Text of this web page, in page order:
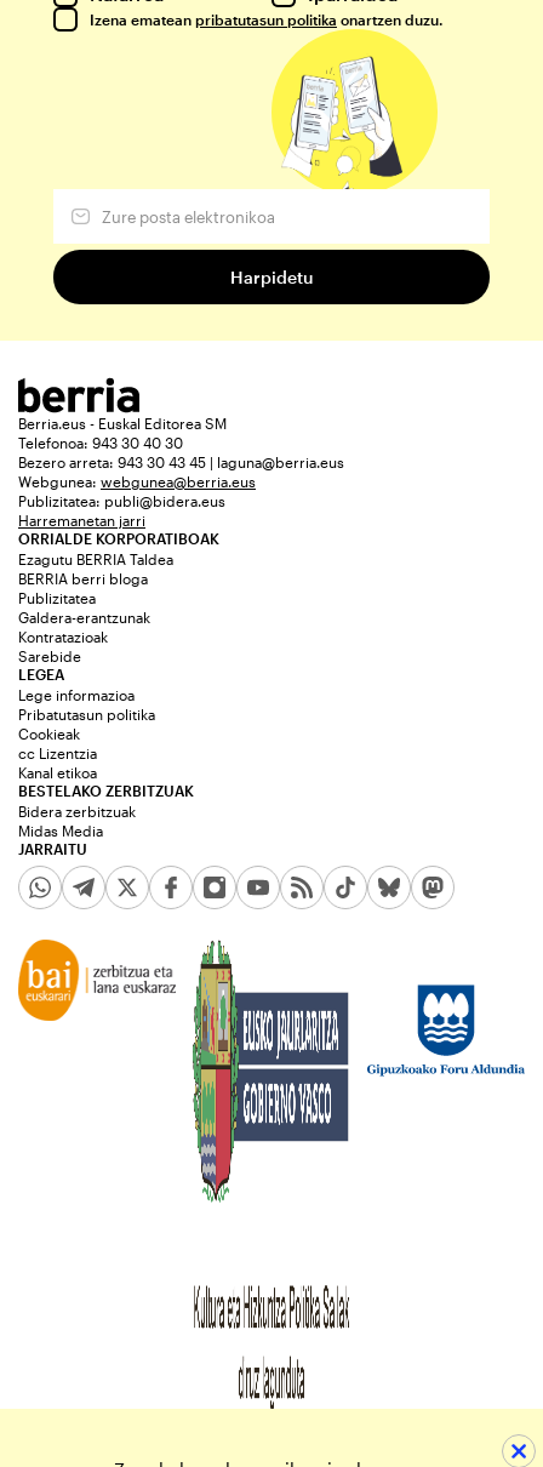
Izena ematean pribatutasun politika onartzen duzu.
Berria.eus - Euskal Editorea SM
Telefonoa: 943 30 40 30
Bezero arreta: 943 30 43 45 | laguna@berria.eus
Webgunea: webgunea@berria.eus
Publizitatea: publi@bidera.eus
Harremanetan jarri
ORRIALDE KORPORATIBOAK
Ezagutu BERRIA Taldea
BERRIA berri bloga
Publizitatea
Galdera-erantzunak
Kontratazioak
Sarebide
JARRAITU
LEGEA
Lege informazioa
Pribatutasun politika
Cookieak
cc Lizentzia
Kanal etikoa
BESTELAKO ZERBITZUAK
Bidera zerbitzuak
Midas Media